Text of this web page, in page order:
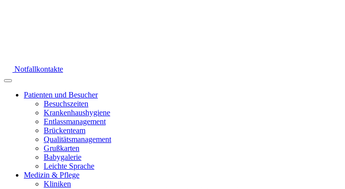
Notfallkontakte
Patienten und Besucher
Besuchszeiten
Krankenhaushygiene
Entlassmanagement
Brückenteam
Qualitätsmanagement
Grußkarten
Babygalerie
Leichte Sprache
Medizin & Pflege
Kliniken